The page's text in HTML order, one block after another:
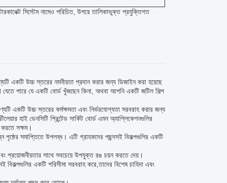
সিস্টেম নামেও পরিচিত, উপরে তালিকাভুক্ত প্রযুক্তিগত
একটি উচ্চ স্তরের নমনীয়তা প্রদান করার জন্য ডিজাইন করা হয়েছে
পারে যে একটি বোর্ড খুঁজছেন কিনা, অথবা আপনি একটি জটিল শিল্প
একটি উচ্চ স্তরের কর্মক্ষমতা এবং নির্ভরযোগ্যতা সরবরাহ করার জন্য
হাই ডেনসিটি প্রিন্টেড সার্কিট বোর্ড এমন অ্যাপ্লিকেশনগুলির
করতে সক্ষম।
সমাপ্তিতে উপলব্ধ। এটি গ্রাহকদের পছন্দসই বিকল্পগুলির একটি
প্রয়োজনীয়তার সাথে সবচেয়ে উপযুক্ত রঙ চয়ন করতে দেয়।
একটি পরিসীমা সরবরাহ করে,তাদের বিশেষ চাহিদা এবং